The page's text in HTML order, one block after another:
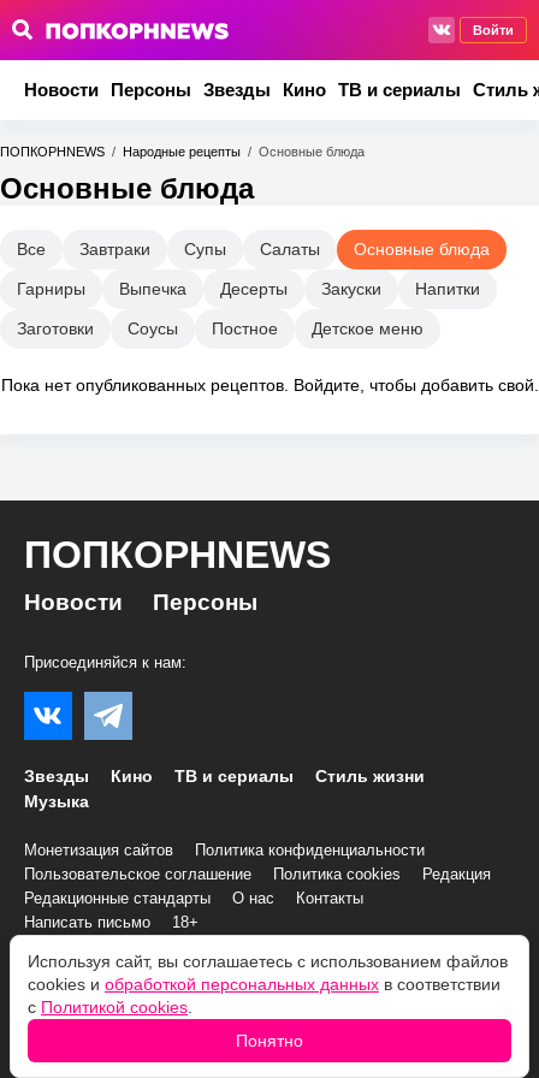
Войти
Новости Персоны Звезды Кино ТВ и сериалы Стиль
ПОПКОРНNEWS / Народные рецепты / Основные блюда
Основные блюда
Все Завтраки Супы Салаты Основные блюда
Гарниры Выпечка Десерты Закуски Напитки
Заготовки Соусы Постное Детское меню
Пока нет опубликованных рецептов. Войдите, чтобы добавить свой.
ПОПКОРНNEWS
Новости Персоны
Присоединяйся к нам:
Звезды Кино ТВ и сериалы
Стиль жизни
Музыка
Монетизация сайтов
Политика конфиденциальности
Пользовательское соглашение
Политика cookies
Редакция
Редакционные стандарты
О нас
Контакты
Написать письмо
18+
© 2007–2026 Все права и материалы принадлежат
«ПОПКОРНNEWS»
При копировании информации необходимо соблюдать
использования
Используя сайт, вы соглашаетесь с использованием файлов
cookies и обработкой персональных данных в соответствии
с Политикой cookies
Понятно